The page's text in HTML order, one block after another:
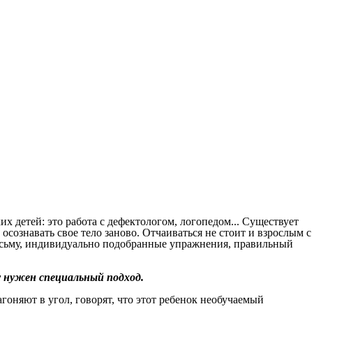
детей: это работа с дефектологом, логопедом... Существует
свое тело заново. Отчаиваться не стоит и взрослым c
индивидуально подобранные упражнения, правильный
специальный подход.
в угол, говорят, что этот ребенок необучаемый